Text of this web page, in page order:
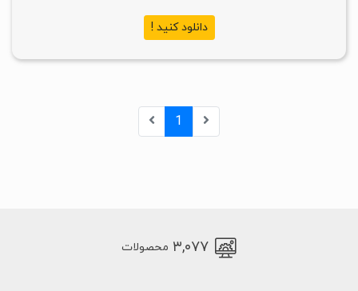
دانلود کنید !
1
۳,۰۷۷ محصولات